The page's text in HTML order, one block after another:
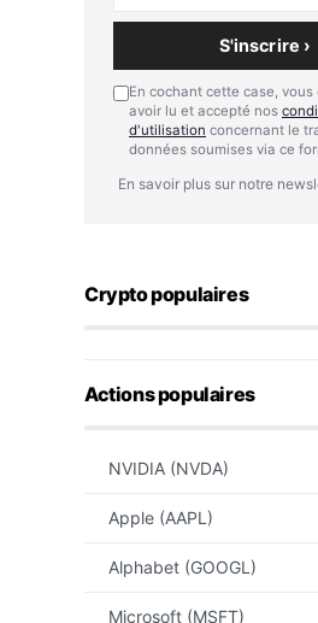
S'inscrire ›
En cochant cette case, vous
avoir lu et accepté nos
d'utilisation concernant le
données soumises via ce
En savoir plus sur notre
Crypto populaires
Actions populaires
NVIDIA (NVDA)
Apple (AAPL)
Alphabet (GOOGL)
Microsoft (MSFT)